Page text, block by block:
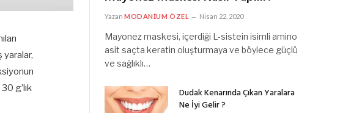
yaralar,
g’lık
Yazan MODANIUM ÖZEL Nisan 22, 2020
Mayonez maskesi, içerdiği L-sistein isimli amino
asit saçta keratin oluşturmaya ve böylece güçlü
ve sağlıklı…
Dudak Kenarında Çıkan Yaralara
Ne İyi Gelir ?